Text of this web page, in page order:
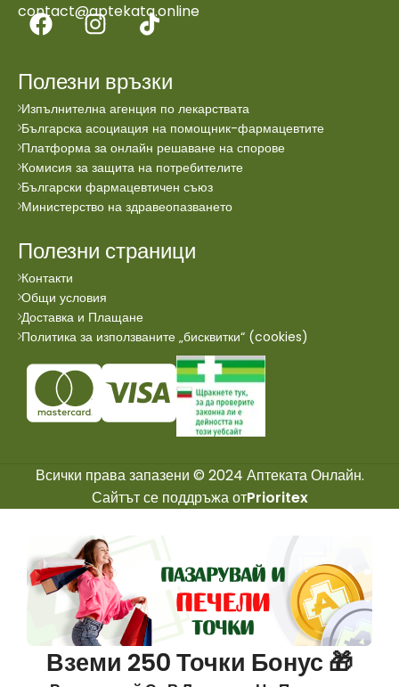
contact@aptekata.online
Полезни връзки
Изпълнителна агенция по лекарствата
Българска асоциация на помощник-фармацевтите
Платформа за онлайн решаване на спорове
Комисия за защита на потребителите
Български фармацевтичен съюз
Министерство на здравеопазването
Полезни страници
Контакти
Общи условия
Доставка и Плащане
Политика за използваните „бисквитки“ (cookies)
Всички права запазени © 2024 Аптеката Онлайн.
Сайтът се поддръжа отPrioritex
Вземи 250 Точки Бонус 🎁